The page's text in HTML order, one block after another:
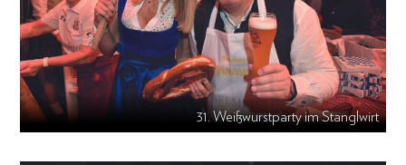
31. Weißwurstparty im Stanglwirt